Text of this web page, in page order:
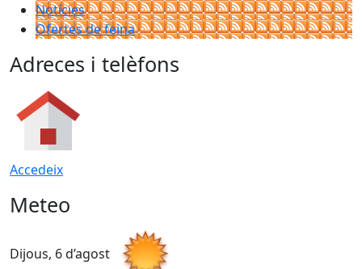
Notícies
Ofertes de feina
Adreces i telèfons
Accedeix
Meteo
Dijous, 6 d’agost